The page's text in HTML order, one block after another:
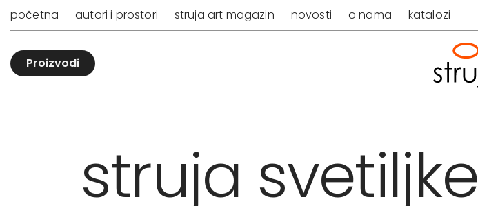
početna autori i prostori struja art magazin novosti o nama katalozi
Proizvodi
struja svetiljke